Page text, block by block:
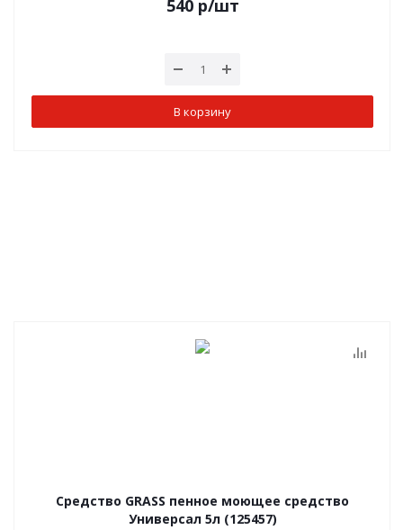
540р/шт
В корзину
Средство GRASS пенное моющее средство
Универсал 5л (125457)